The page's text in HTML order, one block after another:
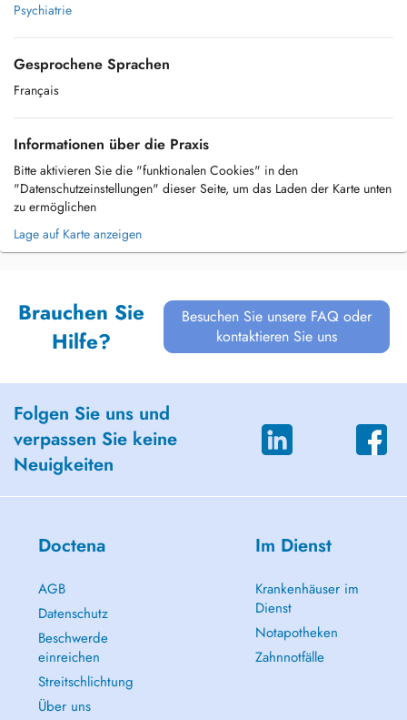
Psychiatrie
Gesprochene Sprachen
Français
Informationen über die Praxis
Bitte aktivieren Sie die "funktionalen Cookies" in den
"Datenschutzeinstellungen" dieser Seite, um das Laden der Karte unten
zu ermöglichen
Lage auf Karte anzeigen
Brauchen Sie
Hilfe?
Besuchen Sie unsere FAQ oder
kontaktieren Sie uns
Folgen Sie uns und
verpassen Sie keine
Neuigkeiten
Doctena
AGB
Datenschutz
Beschwerde
einreichen
Streitschlichtung
Über uns
Im Dienst
Krankenhäuser im
Dienst
Notapotheken
Zahnnotfälle